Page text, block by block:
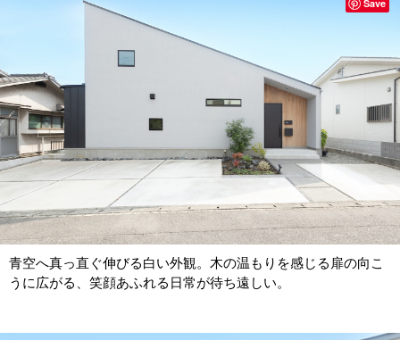
青空へ真っ直ぐ伸びる白い外観。木の温もりを感じる扉の向こ
うに広がる、笑顔あふれる日常が待ち遠しい。
Save